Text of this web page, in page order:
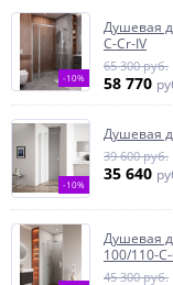
-10%
Душевая
C-Cr-IV
65 300 руб.
58 770
-10%
Душевая
39 600 руб.
35 640
Душевая
100/110-
45 300 руб.